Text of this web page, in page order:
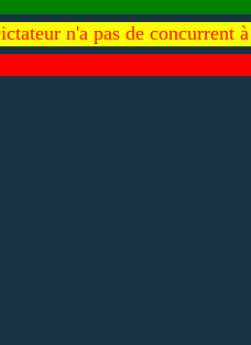
n'a pas de concurrent